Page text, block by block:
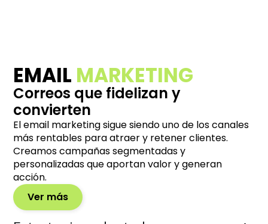
EMAIL MARKETING
Correos que fidelizan y
convierten
El email marketing sigue siendo uno de los canales
más rentables para atraer y retener clientes.
Creamos campañas segmentadas y
personalizadas que aportan valor y generan
acción.
Ver más